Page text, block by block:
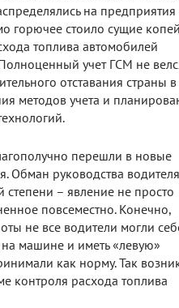
на предприятия
горючее стоило сущие
топлива автомобилей
учет ГСМ не
отставания страны в
методов учета и
перешли в новые
Обман руководства
– явление не просто
повсеместно. Конечно,
не все водители могли
на машине и иметь «левую»
как норму. Так
контроля расхода топлива